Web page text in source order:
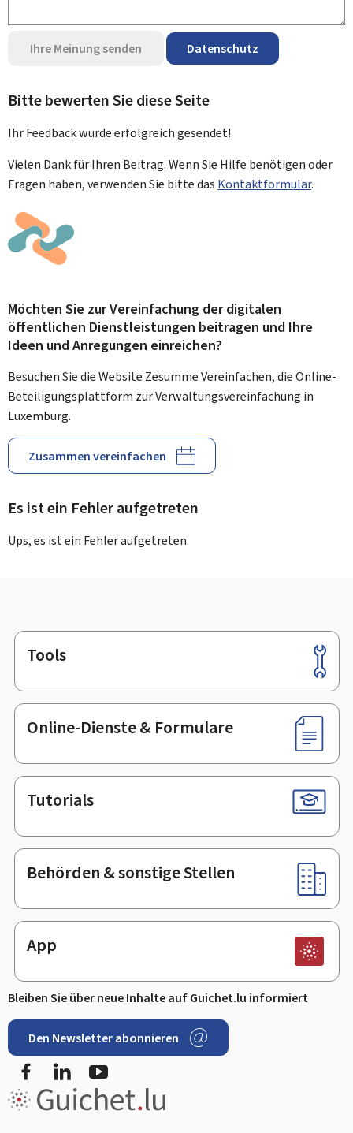
Ihre Meinung senden Datenschutz
Bitte bewerten Sie diese Seite
Ihr Feedback wurdeerfolgreichgesendet!
Vielen Dank für Ihren Beitrag. Wenn Sie Hilfe benötigen oder
Fragen haben, verwenden Sie bitte das Kontaktformular.
Möchten Sie zur Vereinfachung der digitalen
öffentlichen Dienstleistungen beitragen und Ihre
Ideen und Anregungen einreichen?
Besuchen Sie die Website Zesumme Vereinfachen, die Online-
Beteiligungsplattform zur Verwaltungsvereinfachung in
Luxemburg.
Zusammen vereinfachen
Es ist ein Fehler aufgetreten
Ups, es ist ein Fehler aufgetreten.
Footer
Tools
Online-Dienste & Formulare
Tutorials
Behörden & sonstige Stellen
App
Bleiben Sie über neue Inhalte auf Guichet.lu informiert
Den Newsletter abonnieren
FacebookLinkedIn